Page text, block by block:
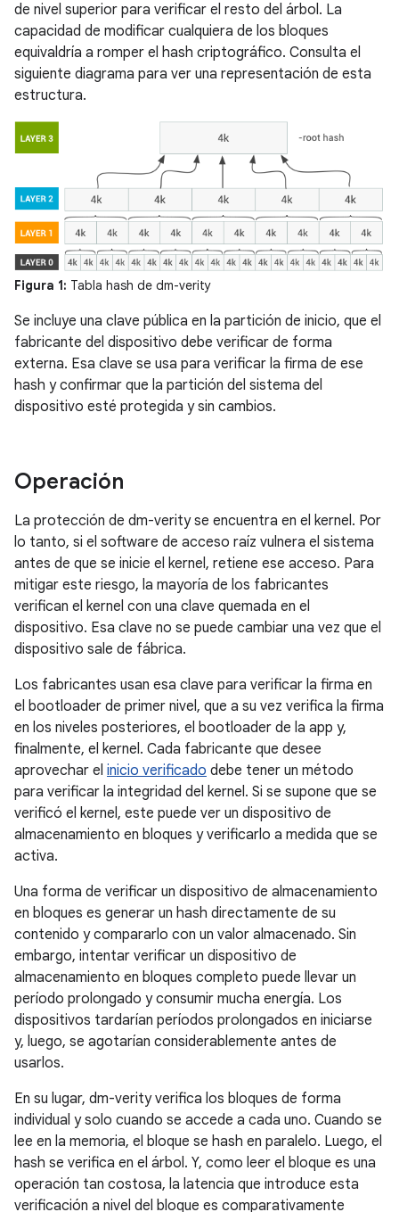
de nivel superior para verificar el resto del árbol. La
capacidad de modificar cualquiera de los bloques
equivaldría a romper el hash criptográfico. Consulta el
siguiente diagrama para ver una representación de esta
estructura.
Figura 1: Tabla hash de dm-verity
Se incluye una clave pública en la partición de inicio, que el
fabricante del dispositivo debe verificar de forma
externa. Esa clave se usa para verificar la firma de ese
hash y confirmar que la partición del sistema del
dispositivo esté protegida y sin cambios.
Operación
La protección de dm-verity se encuentra en el kernel. Por
lo tanto, si el software de acceso raíz vulnera el sistema
antes de que se inicie el kernel, retiene ese acceso. Para
mitigar este riesgo, la mayoría de los fabricantes
verifican el kernel con una clave quemada en el
dispositivo. Esa clave no se puede cambiar una vez que el
dispositivo sale de fábrica.
Los fabricantes usan esa clave para verificar la firma en
el bootloader de primer nivel, que a su vez verifica la firma
en los niveles posteriores, el bootloader de la app y,
finalmente, el kernel. Cada fabricante que desee
aprovechar el inicio verificado debe tener un método
para verificar la integridad del kernel. Si se supone que se
verificó el kernel, este puede ver un dispositivo de
almacenamiento en bloques y verificarlo a medida que se
activa.
Una forma de verificar un dispositivo de almacenamiento
en bloques es generar un hash directamente de su
contenido y compararlo con un valor almacenado. Sin
embargo, intentar verificar un dispositivo de
almacenamiento en bloques completo puede llevar un
período prolongado y consumir mucha energía. Los
dispositivos tardarían períodos prolongados en iniciarse
y, luego, se agotarían considerablemente antes de
usarlos.
En su lugar, dm-verity verifica los bloques de forma
individual y solo cuando se accede a cada uno. Cuando se
lee en la memoria, el bloque se hash en paralelo. Luego, el
hash se verifica en el árbol. Y, como leer el bloque es una
operación tan costosa, la latencia que introduce esta
verificación a nivel del bloque es comparativamente